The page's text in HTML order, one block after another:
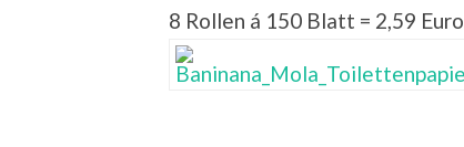
8 Rollen á 150 Blatt = 2,59 Euro